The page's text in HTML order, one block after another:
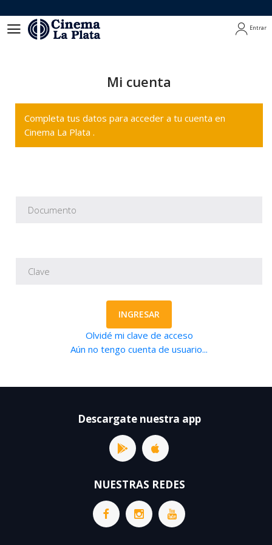
Entrar
Mi cuenta
Completa tus datos para acceder a tu cuenta en
Cinema La Plata .
INGRESAR
Olvidé mi clave de acceso
Aún no tengo cuenta de usuario...
Descargate nuestra app
NUESTRAS REDES